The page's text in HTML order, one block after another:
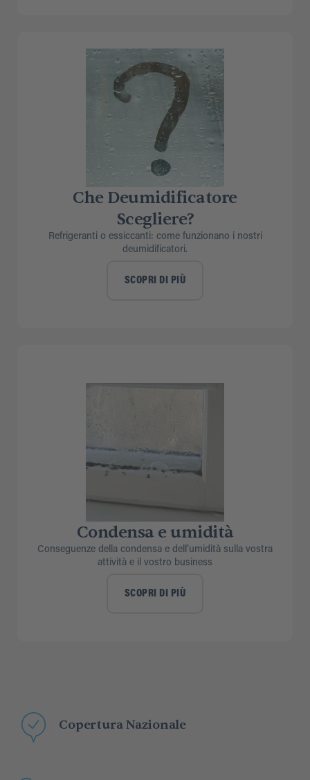
Che Deumidificatore
Scegliere?
Refrigeranti o essiccanti: come funzionano i nostri
deumidificatori.
SCOPRI DI PIÙ
Condensa e umidità
Conseguenze della condensa e dell’umidità sulla vostra
attività e il vostro business
SCOPRI DI PIÙ
Copertura Nazionale